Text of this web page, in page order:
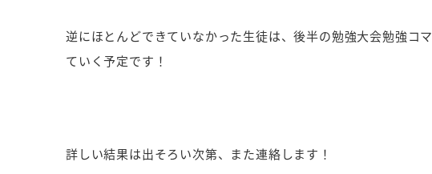
逆にほとんどできていなかった生徒は、後半の勉強大会勉強コ
ていく予定です！
詳しい結果は出そろい次第、また連絡します！